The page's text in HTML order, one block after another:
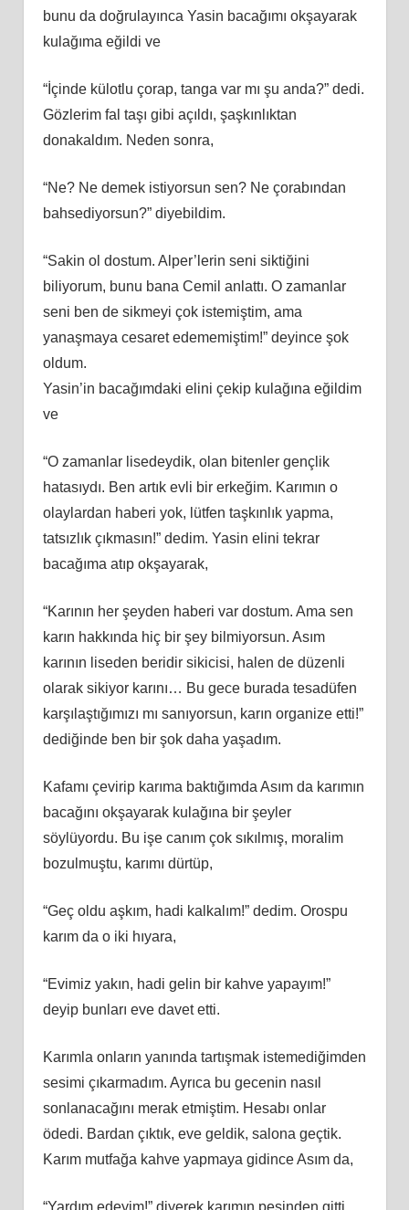
bunu da doğrulayınca Yasin bacağımı okşayarak
kulağıma eğildi ve
“İçinde külotlu çorap, tanga var mı şu anda?” dedi.
Gözlerim fal taşı gibi açıldı, şaşkınlıktan
donakaldım. Neden sonra,
“Ne? Ne demek istiyorsun sen? Ne çorabından
bahsediyorsun?” diyebildim.
“Sakin ol dostum. Alper’lerin seni siktiğini
biliyorum, bunu bana Cemil anlattı. O zamanlar
seni ben de sikmeyi çok istemiştim, ama
yanaşmaya cesaret edememiştim!” deyince şok
oldum.
Yasin’in bacağımdaki elini çekip kulağına eğildim
ve
“O zamanlar lisedeydik, olan bitenler gençlik
hatasıydı. Ben artık evli bir erkeğim. Karımın o
olaylardan haberi yok, lütfen taşkınlık yapma,
tatsızlık çıkmasın!” dedim. Yasin elini tekrar
bacağıma atıp okşayarak,
“Karının her şeyden haberi var dostum. Ama sen
karın hakkında hiç bir şey bilmiyorsun. Asım
karının liseden beridir sikicisi, halen de düzenli
olarak sikiyor karını… Bu gece burada tesadüfen
karşılaştığımızı mı sanıyorsun, karın organize etti!”
dediğinde ben bir şok daha yaşadım.
Kafamı çevirip karıma baktığımda Asım da karımın
bacağını okşayarak kulağına bir şeyler
söylüyordu. Bu işe canım çok sıkılmış, moralim
bozulmuştu, karımı dürtüp,
“Geç oldu aşkım, hadi kalkalım!” dedim. Orospu
karım da o iki hıyara,
“Evimiz yakın, hadi gelin bir kahve yapayım!”
deyip bunları eve davet etti.
Karımla onların yanında tartışmak istemediğimden
sesimi çıkarmadım. Ayrıca bu gecenin nasıl
sonlanacağını merak etmiştim. Hesabı onlar
ödedi. Bardan çıktık, eve geldik, salona geçtik.
Karım mutfağa kahve yapmaya gidince Asım da,
“Yardım edeyim!” diyerek karımın peşinden gitti.